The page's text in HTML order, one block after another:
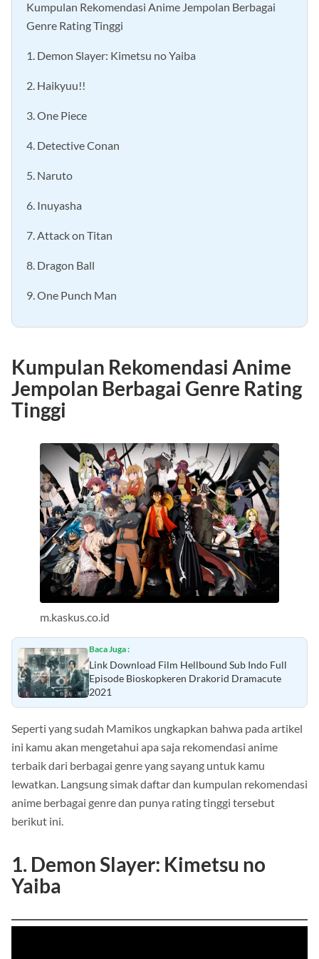
Kumpulan Rekomendasi Anime Jempolan Berbagai
Genre Rating Tinggi
1. Demon Slayer: Kimetsu no Yaiba
2. Haikyuu!!
3. One Piece
4. Detective Conan
5. Naruto
6. Inuyasha
7. Attack on Titan
8. Dragon Ball
9. One Punch Man
Kumpulan Rekomendasi Anime
Jempolan Berbagai Genre Rating
Tinggi
m.kaskus.co.id
Baca Juga :
Link Download Film Hellbound Sub Indo Full
Episode Bioskopkeren Drakorid Dramacute
2021
Seperti yang sudah Mamikos ungkapkan bahwa pada artikel
ini kamu akan mengetahui apa saja rekomendasi anime
terbaik dari berbagai genre yang sayang untuk kamu
lewatkan. Langsung simak daftar dan kumpulan rekomendasi
anime berbagai genre dan punya rating tinggi tersebut
berikut ini.
1. Demon Slayer: Kimetsu no
Yaiba